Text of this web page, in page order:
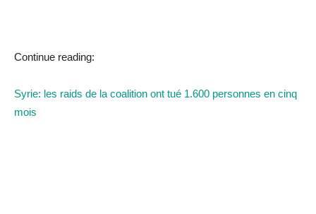
Continue reading:
Syrie: les raids de la coalition ont tué 1.600 personnes en cinq
mois